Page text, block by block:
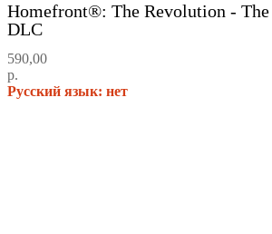
Homefront®: The Revolution -
DLC
590,00
р.
Русский язык: нет